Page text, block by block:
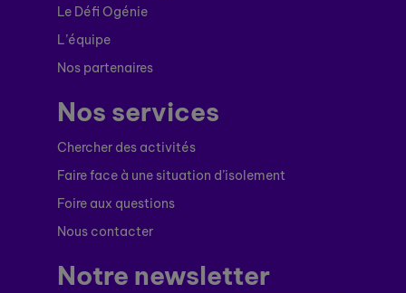
Le Défi Ogénie
L’équipe
Nos partenaires
Nos services
Chercher des activités
Faire face à une situation d’isolement
Foire aux questions
Nous contacter
Notre newsletter